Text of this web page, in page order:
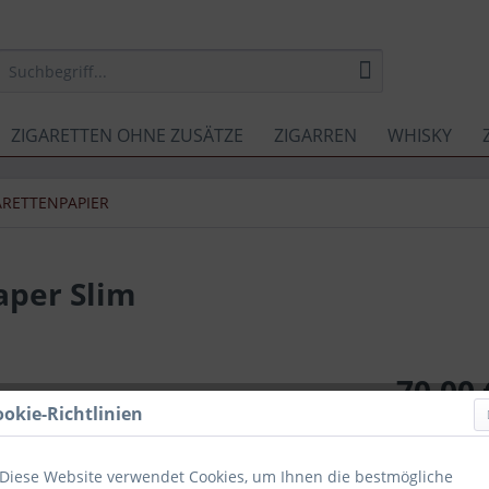
ZIGARETTEN OHNE ZUSÄTZE ZIGARREN WHISKY
Slim
70,00
Inhalt:50 x
Richtlinien
Diese Website verwendet Cookies, um Ihnen die bestmögliche